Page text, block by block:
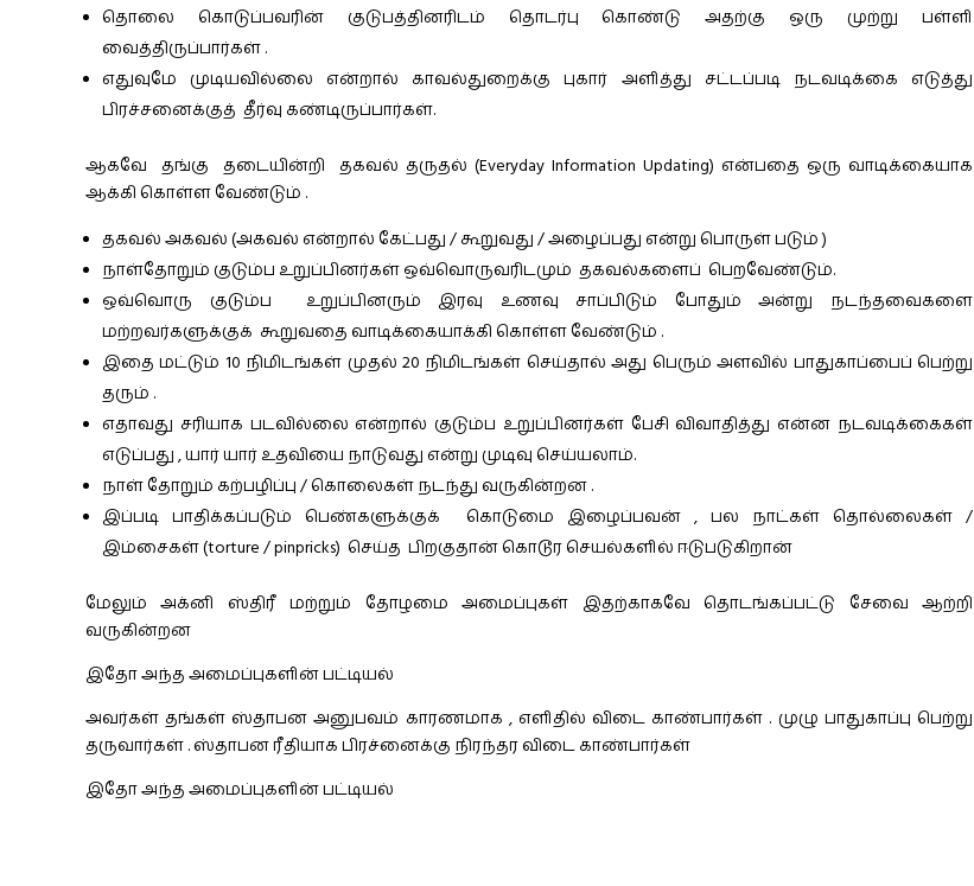
தொலை கொடுப்பவரின் குடுபத்தினரிடம் தொடர்பு கொண்டு அதற்கு ஒரு முற்று பள்ளி
வைத்திருப்பார்கள் .
எதுவுமே முடியவில்லை என்றால் காவல்துறைக்கு புகார் அளித்து சட்டப்படி நடவடிக்கை எடுத்து
பிரச்சனைக்குத் தீர்வு கண்டிருப்பார்கள்.
ஆகவே தங்கு தடையின்றி தகவல் தருதல் (Everyday Information Updating) என்பதை ஒரு வாடிக்கையாக
ஆக்கி கொள்ள வேண்டும் .
தகவல் அகவல் (அகவல் என்றால் கேட்பது / கூறுவது / அழைப்பது என்று பொருள் படும் )
நாள்தோறும் குடும்ப உறுப்பினர்கள் ஒவ்வொருவரிடமும் தகவல்களைப் பெறவேண்டும்.
ஒவ்வொரு குடும்ப உறுப்பினரும் இரவு உணவு சாப்பிடும் போதும் அன்று நடந்தவைகளை
மற்றவர்களுக்குக் கூறுவதை வாடிக்கையாக்கி கொள்ள வேண்டும் .
இதை மட்டும் 10 நிமிடங்கள் முதல் 20 நிமிடங்கள் செய்தால் அது பெரும் அளவில் பாதுகாப்பைப் பெற்று
தரும் .
எதாவது சரியாக படவில்லை என்றால் குடும்ப உறுப்பினர்கள் பேசி விவாதித்து என்ன நடவடிக்கைகள்
எடுப்பது , யார் யார் உதவியை நாடுவது என்று முடிவு செய்யலாம்.
நாள் தோறும் கற்பழிப்பு / கொலைகள் நடந்து வருகின்றன .
இப்படி பாதிக்கப்படும் பெண்களுக்குக் கொடுமை இழைப்பவன் , பல நாட்கள் தொல்லைகள் /
இம்சைகள் (torture / pinpricks) செய்த பிறகுதான் கொடூர செயல்களில் ஈடுபடுகிறான்
மேலும் அக்னி ஸ்திரீ மற்றும் தோழமை அமைப்புகள் இதற்காகவே தொடங்கப்பட்டு சேவை ஆற்றி
வருகின்றன
இதோ அந்த அமைப்புகளின் பட்டியல்
அவர்கள் தங்கள் ஸ்தாபன அனுபவம் காரணமாக , எளிதில் விடை காண்பார்கள் . முழு பாதுகாப்பு பெற்று
தருவார்கள் . ஸ்தாபன ரீதியாக பிரச்னைக்கு நிரந்தர விடை காண்பார்கள்
இதோ அந்த அமைப்புகளின் பட்டியல்